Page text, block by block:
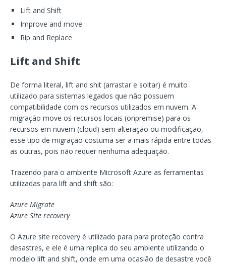
Lift and Shift
Improve and move
Rip and Replace
Lift and Shift
De forma literal, lift and shit (arrastar e soltar) é muito
utilizado para sistemas legados que não possuem
compatibilidade com os recursos utilizados em nuvem. A
migração move os recursos locais (onpremise) para os
recursos em nuvem (cloud) sem alteração ou modificação,
esse tipo de migração costuma ser a mais rápida entre todas
as outras, pois não requer nenhuma adequação.
Trazendo para o ambiente Microsoft Azure as ferramentas
utilizadas para lift and shift são:
Azure Migrate
Azure Site recovery
O Azure site recovery é utilizado para para proteção contra
desastres, e ele é uma replica do seu ambiente utilizando o
modelo lift and shift, onde em uma ocasião de desastre você